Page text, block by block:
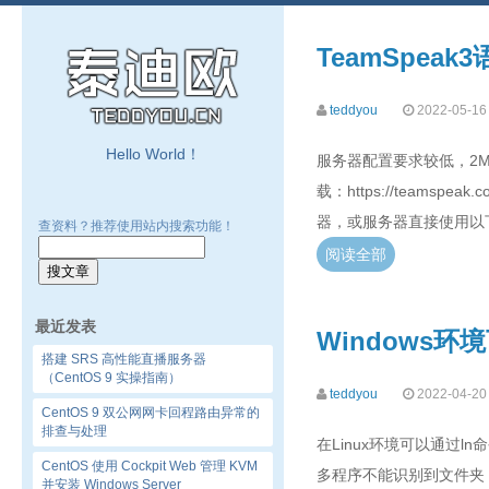
Hello World！
查资料？推荐使用站内搜索功能！
最近发表
搭建 SRS 高性能直播服务器
（CentOS 9 实操指南）
CentOS 9 双公网网卡回程路由异常的
排查与处理
CentOS 使用 Cockpit Web 管理 KVM
并安装 Windows Server
TeamSpeak3
teddyou 2022-05-16
服务器配置要求较低，
载：https://
器，或服务器直接使用
阅读全部
Windows环
teddyou 2022-04-20
在Linux环境可以通过ln
多程序不能识别到文件